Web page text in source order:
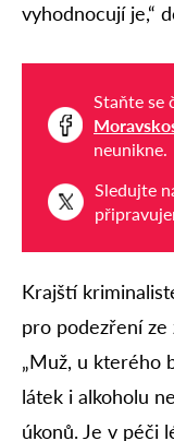
vyhodnocují je,“
Staňte se
neunikne.
Sledujte
Krajští
pro podezření ze
„Muž, u kterého
látek i alkoholu
úkonů. Je v péči